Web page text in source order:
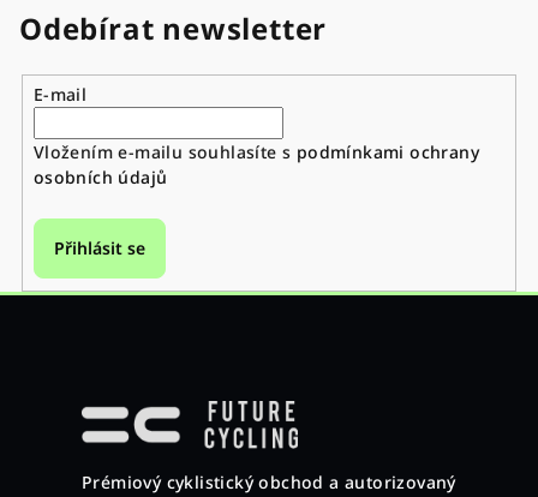
Odebírat newsletter
E-mail
Vložením e-mailu souhlasíte s podmínkami ochrany
osobních údajů
Přihlásit se
Prémiový cyklistický obchod a autorizovaný